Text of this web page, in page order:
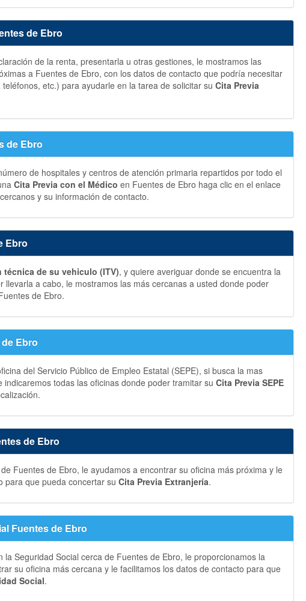
de Ebro
de la renta, presentarla u otras gestiones, le mostramos las
a Fuentes de Ebro, con los datos de contacto que podría necesitar
etc.) para ayudarle en la tarea de solicitar su Cita Previa
de Ebro
de hospitales y centros de atención primaria repartidos por todo el
Cita Previa con el Médico en Fuentes de Ebro haga clic en el enlace
y su información de contacto.
Ebro
técnica de su vehiculo (ITV), y quiere averiguar donde se encuentra la
llevarla a cabo, le mostramos las más cercanas a usted donde poder
de Ebro.
Ebro
del Servicio Público de Empleo Estatal (SEPE), si busca la mas
todas las oficinas donde poder tramitar su Cita Previa SEPE
de Ebro
Fuentes de Ebro, le ayudamos a encontrar su oficina más próxima y le
para que pueda concertar su Cita Previa Extranjería.
Fuentes de Ebro
la Seguridad Social cerca de Fuentes de Ebro, le proporcionamos la
su oficina más cercana y le facilitamos los datos de contacto para que
Social.